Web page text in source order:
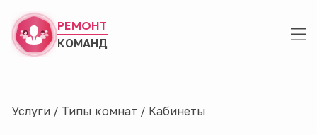
РЕМОНТ
КОМАНД
Услуги / Типы комнат / Кабинеты